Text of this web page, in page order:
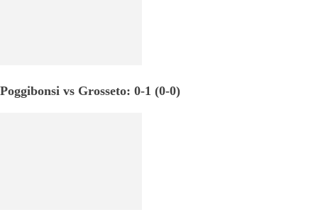
Poggibonsi vs Grosseto: 0-1 (0-0)